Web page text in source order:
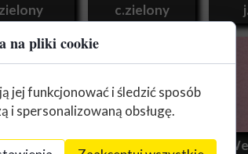
zielony
c.zielony
Expo
cookie
jej funkcjonować i śledzić sposób
i spersonalizowaną obsługę.